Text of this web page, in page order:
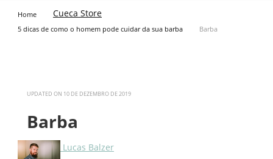
Home Cueca Store
5 dicas de como o homem pode cuidar da sua barba Barba
UPDATED ON 10 DE DEZEMBRO DE 2019
Barba
Lucas Balzer